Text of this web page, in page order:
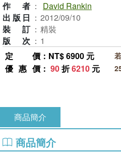
作者 ：
David Rankin
出版日 ： 2012/09/10
裝訂 ： 精裝
版次 ： 1
定價 ：NT$ 6900 元
優惠價 ： 90折6210 元
商品簡介
商品簡介